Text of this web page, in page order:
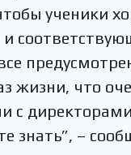
ученики
жизни, что
с
знать”, –